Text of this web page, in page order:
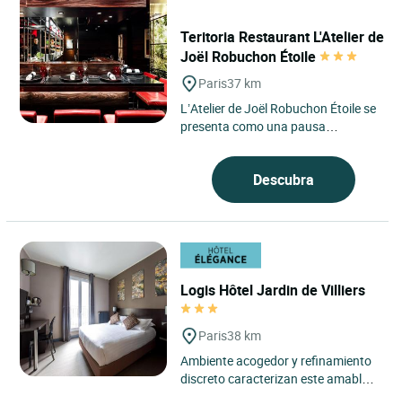
Teritoria Restaurant L'Atelier de
Joël Robuchon Étoile
Paris37 km
L’Atelier de Joël Robuchon Étoile se
presenta como una pausa
distrito 8 de París,...
Descubra
Logis Hôtel Jardin de Villiers
Paris38 km
Ambiente acogedor y refinamiento
discreto caracterizan este amable